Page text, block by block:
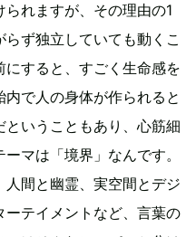
られますが、その理由の1
ず独立していても動くこ
すると、すごく生命感を
で人の身体が作られると
いうこともあり、心筋細
マは「境界」なんです。
間と幽霊、実空間とデジ
ーテイメントなど、言葉の